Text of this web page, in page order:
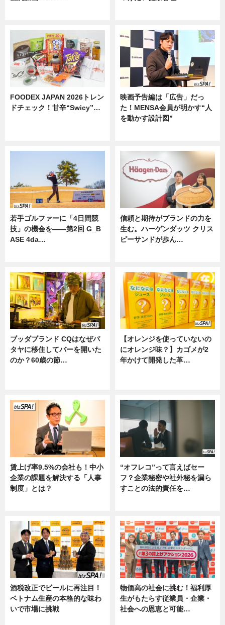
FOODEX JAPAN 2026トレン
ドチェック！甘辛“Swicy”…
映画予告編は「広告」だっ
た！MENSA会員が明かす“人
を動かす設計図”
若手ゴルファーに「4日間競
技」の機会を——第2回 G_B
ASE 4da…
信頼と期待がブランドの力を
生む。ハーゲンダッツ クリス
ピーサンドが歩ん…
ブッダブランド CQはなぜパ
タヤに移住してバーを開いた
のか？60歳の節…
【オレンジを使っていないの
にオレンジ味？】カゴメが2
年かけて開発した革…
賃上げ率9.5%の会社も！中小
企業の課題を解決する「人事
制度」とは？
“オフレコ”って言えばセー
フ？企業秘密や社外秘を漏ら
すことの法的責任を…
酒税改正でビールに再注目！
ベトナム生産の本格的な味わ
いで市場に挑戦
物価高の社会に挑む！福利厚
生がもたらす従業員・企業・
社会への恩恵と可能…